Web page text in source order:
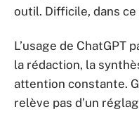
outil. Difficile, dans
L’usage de ChatGPT
la rédaction, la
attention constante.
relève pas d’un